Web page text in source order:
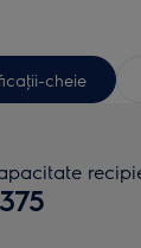
cheie